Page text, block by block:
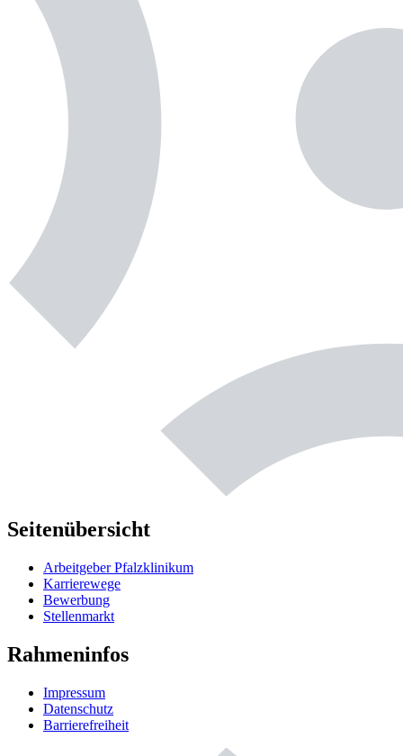
Seitenübersicht
Arbeitgeber Pfalzklinikum
Karrierewege
Bewerbung
Stellenmarkt
Rahmeninfos
Impressum
Datenschutz
Barrierefreiheit